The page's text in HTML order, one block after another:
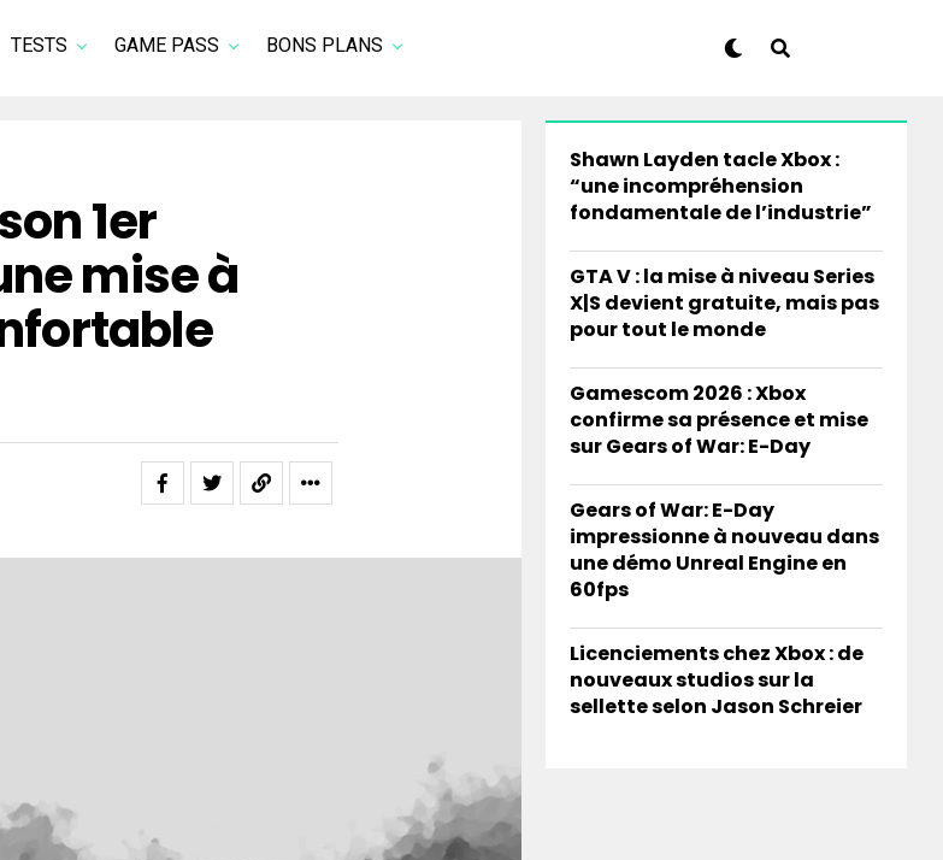
TESTS GAME PASS BONS PLANS
1er
mise à
Shawn Layden tacle Xbox :
“une incompréhension
fondamentale de l’industrie”
GTA V : la mise à niveau Series
X|S devient gratuite, mais pas
pour tout le monde
Gamescom 2026 : Xbox
confirme sa présence et mise
sur Gears of War: E-Day
Gears of War: E-Day
impressionne à nouveau dans
une démo Unreal Engine en
60fps
Licenciements chez Xbox : de
nouveaux studios sur la
sellette selon Jason Schreier